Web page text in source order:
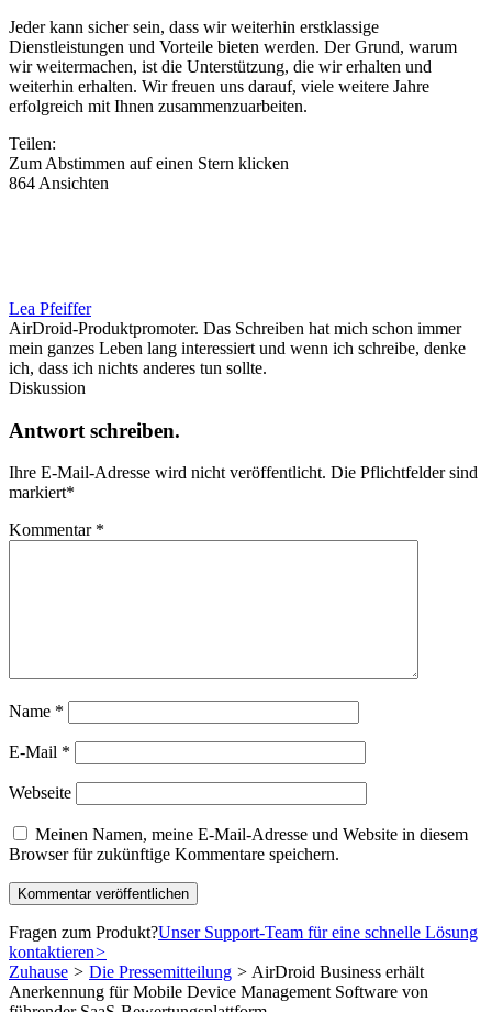
Jeder kann sicher sein, dass wir weiterhin erstklassige
Dienstleistungen und Vorteile bieten werden. Der Grund, warum
wir weitermachen, ist die Unterstützung, die wir erhalten und
weiterhin erhalten. Wir freuen uns darauf, viele weitere Jahre
erfolgreich mit Ihnen zusammenzuarbeiten.
Teilen:
Zum Abstimmen auf einen Stern klicken
864 Ansichten
Lea Pfeiffer
AirDroid-Produktpromoter. Das Schreiben hat mich schon immer
mein ganzes Leben lang interessiert und wenn ich schreibe, denke
ich, dass ich nichts anderes tun sollte.
Diskussion
Antwort schreiben.
Ihre E-Mail-Adresse wird nicht veröffentlicht. Die Pflichtfelder sind
markiert*
Kommentar *
Name *
E-Mail *
Webseite
Meinen Namen, meine E-Mail-Adresse und Website in diesem
Browser für zukünftige Kommentare speichern.
Fragen zum Produkt?Unser Support-Team für eine schnelle Lösung
kontaktieren>
Zuhause > Die Pressemitteilung > AirDroid Business erhält
Anerkennung für Mobile Device Management Software von